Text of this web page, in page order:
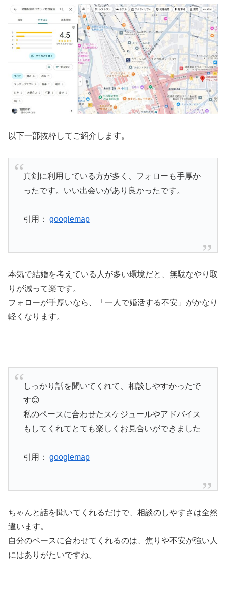
以下一部抜粋してご紹介します。
真剣に利用している方が多く、フォローも手厚か
ったです。いい出会いがあり良かったです。
引用： googlemap
本気で結婚を考えている人が多い環境だと、無駄なやり取
りが減って楽です。
フォローが手厚いなら、「一人で婚活する不安」がかなり
軽くなります。
しっかり話を聞いてくれて、相談しやすかったで
す😊
私のペースに合わせたスケジュールやアドバイス
もしてくれてとても楽しくお見合いができました
引用： googlemap
ちゃんと話を聞いてくれるだけで、相談のしやすさは全然
違います。
自分のペースに合わせてくれるのは、焦りや不安が強い人
にはありがたいですね。